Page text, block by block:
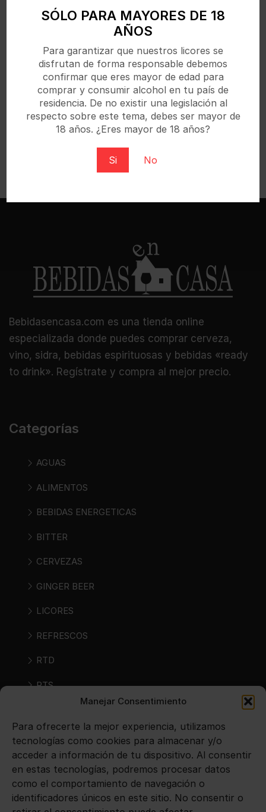
Manejar Consentimiento
Para ofrecerte la mejor experiencia, utilizamos
tecnologías como cookies para almacenar y/o
acceder a información de tu dispositivo. Al consentir
en estas tecnologías, podremos procesar datos
como el comportamiento de navegación o
identificadores únicos en este sitio. No consentir o
SÓLO PARA MAYORES DE 18
AÑOS
Para garantizar que nuestros licores se
disfrutan de forma responsable debemos
confirmar que eres mayor de edad para
comprar y consumir alcohol en tu país de
residencia. De no existir una legislación al
respecto sobre este tema, debes ser mayor de
18 años. ¿Eres mayor de 18 años?
Si No
Bebidasencasa.com es una tienda online
especializada donde puedes comprar cerveza,
vino, sidra, bebidas espirituosas y bebidas «ready
to drink». Regístrate y compra al mejor precio.
Categorías
AGUAS
ALIMENTOS
BEBIDAS ENERGETICAS
BITTER
CERVEZAS
GINGER BEER
LICORES
REFRESCOS
RTD
RTS
VINOS
Avisos legales